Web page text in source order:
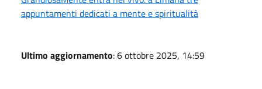
appuntamenti dedicati a mente e spiritualità
Ultimo aggiornamento: 6 ottobre 2025, 14:59